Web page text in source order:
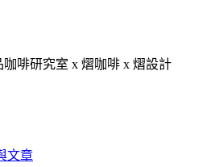
啡研究室 x 熠咖啡 x 熠設計
文章